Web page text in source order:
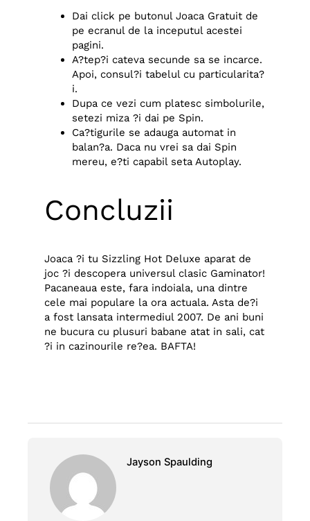
Dai click pe butonul Joaca Gratuit de
pe ecranul de la inceputul acestei
pagini.
A?tep?i cateva secunde sa se incarce.
Apoi, consul?i tabelul cu particularita?
i.
Dupa ce vezi cum platesc simbolurile,
setezi miza ?i dai pe Spin.
Ca?tigurile se adauga automat in
balan?a. Daca nu vrei sa dai Spin
mereu, e?ti capabil seta Autoplay.
Concluzii
Joaca ?i tu Sizzling Hot Deluxe aparat de
joc ?i descopera universul clasic Gaminator!
Pacaneaua este, fara indoiala, una dintre
cele mai populare la ora actuala. Asta de?i
a fost lansata intermediul 2007. De ani buni
ne bucura cu plusuri babane atat in sali, cat
?i in cazinourile re?ea. BAFTA!
Jayson Spaulding